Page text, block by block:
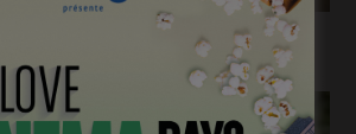
Tijmen Govaerts